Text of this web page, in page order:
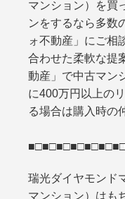
マンション）を買
ンをするなら多数
ォ不動産」にご相
合わせた柔軟な提
動産」で中古マン
に400万円以上の
る場合は購入時の
瑞光ダイヤモンド
マンション）はも